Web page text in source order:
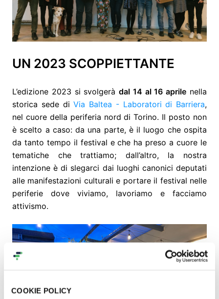
COOKIE POLICY
UN 2023 SCOPPIETTANTE
L’edizione 2023 si svolgeràdal 14 al 16 aprile nella
storica sede diVia Baltea - Laboratori di Barriera,
nel cuore della periferia nord di Torino. Il posto non
è scelto a caso: da una parte, è il luogo che ospita
da tanto tempo il festival e che ha preso a cuore le
tematiche che trattiamo; dall’altro, la nostra
intenzione è di slegarci dai luoghi canonici deputati
alle manifestazioni culturali e portare il festival nelle
periferie dove viviamo, lavoriamo e facciamo
attivismo.